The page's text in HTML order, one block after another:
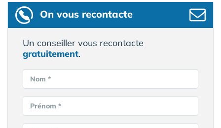
On vous recontacte
Un conseiller vous recontacte
gratuitement.
Nom *
Prénom *